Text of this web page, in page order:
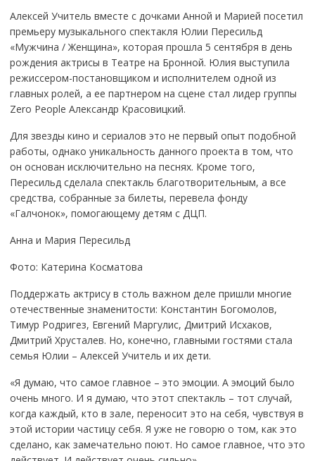
Алексей Учитель вместе с дочками Анной и Марией посетил
премьеру музыкального спектакля Юлии Пересильд
«Мужчина / Женщина», которая прошла 5 сентября в день
рождения актрисы в Театре на Бронной. Юлия выступила
режиссером-постановщиком и исполнителем одной из
главных ролей, а ее партнером на сцене стал лидер группы
Zero People Александр Красовицкий.
Для звезды кино и сериалов это не первый опыт подобной
работы, однако уникальность данного проекта в том, что
он основан исключительно на песнях. Кроме того,
Пересильд сделала спектакль благотворительным, а все
средства, собранные за билеты, перевела фонду
«Галчонок», помогающему детям с ДЦП.
Анна и Мария Пересильд
Фото: Катерина Косматова
Поддержать актрису в столь важном деле пришли многие
отечественные знаменитости: Константин Богомолов,
Тимур Родригез, Евгений Маргулис, Дмитрий Исхаков,
Дмитрий Хрусталев. Но, конечно, главными гостями стала
семья Юлии – Алексей Учитель и их дети.
«Я думаю, что самое главное – это эмоции. А эмоций было
очень много. И я думаю, что этот спектакль – тот случай,
когда каждый, кто в зале, переносит это на себя, чувствуя в
этой истории частицу себя. Я уже не говорю о том, как это
сделано, как замечательно поют. Но самое главное, что это